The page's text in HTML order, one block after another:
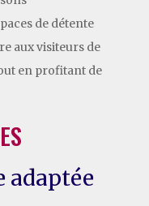
de détente
aux visiteurs de
en profitant de
adaptée